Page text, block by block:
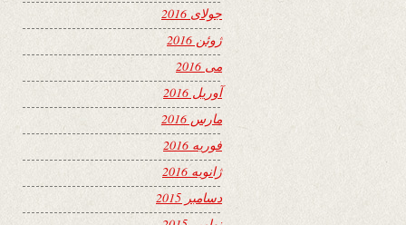
جولای 2016
ژوئن 2016
می 2016
آوریل 2016
مارس 2016
فوریه 2016
ژانویه 2016
دسامبر 2015